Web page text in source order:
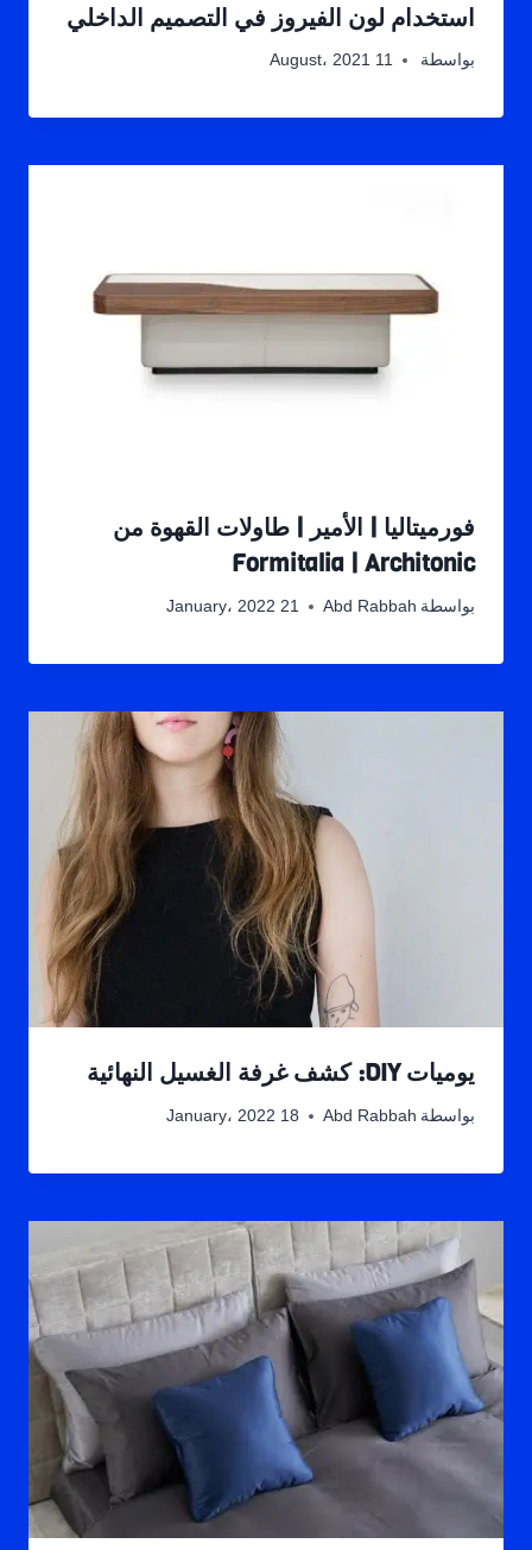
استخدام لون الفيروز في التصميم الداخلي
بواسطة 11 August، 2021
فورميتاليا | الأمير | طاولات القهوة من
Formitalia | Architonic
بواسطة Abd Rabbah 21 January، 2022
يوميات DIY: كشف غرفة الغسيل النهائية
بواسطة Abd Rabbah 18 January، 2022